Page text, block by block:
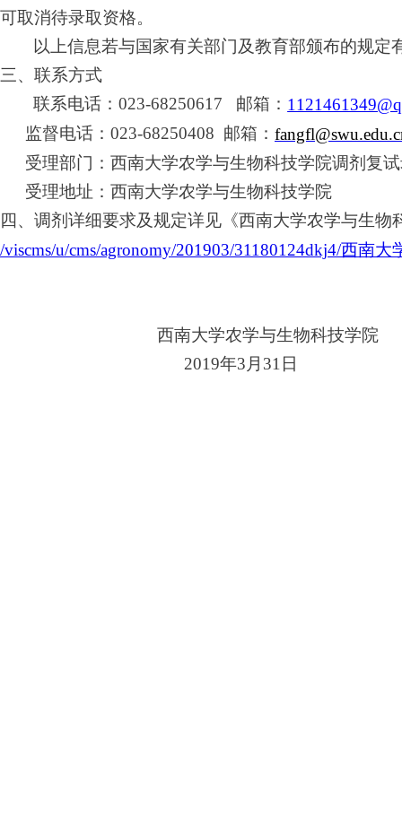
可取消待录取资格。
以上信息若与国家有关部门及教育部颁布的规
三、联系方式
联系电话：023-68250617 邮箱：
监督电话： 023-68250408 邮箱：
受理部门：西南大学农学与生物科技学院调剂复
受理地址：西南大学农学与生物科技学院
四、 调剂详细要求及规定详见《西南大学农学与生物
/viscms/u/cms/agronomy/201903/31180124dkj4/西南
西南大学农学与生物科技学院
2019年3月31日